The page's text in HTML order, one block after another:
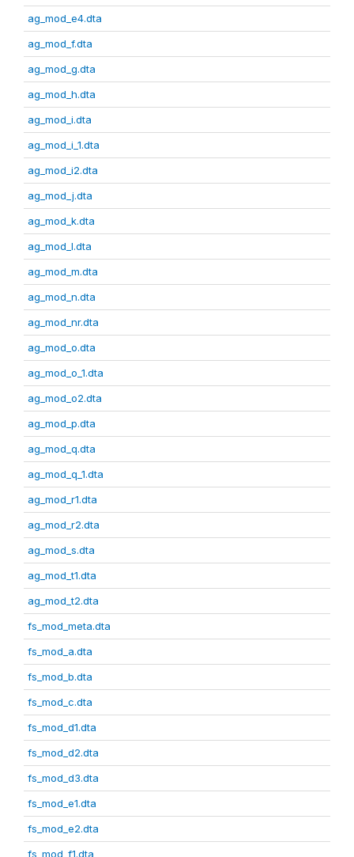
ag_mod_e4.dta
ag_mod_f.dta
ag_mod_g.dta
ag_mod_h.dta
ag_mod_i.dta
ag_mod_i_1.dta
ag_mod_i2.dta
ag_mod_j.dta
ag_mod_k.dta
ag_mod_l.dta
ag_mod_m.dta
ag_mod_n.dta
ag_mod_nr.dta
ag_mod_o.dta
ag_mod_o_1.dta
ag_mod_o2.dta
ag_mod_p.dta
ag_mod_q.dta
ag_mod_q_1.dta
ag_mod_r1.dta
ag_mod_r2.dta
ag_mod_s.dta
ag_mod_t1.dta
ag_mod_t2.dta
fs_mod_meta.dta
fs_mod_a.dta
fs_mod_b.dta
fs_mod_c.dta
fs_mod_d1.dta
fs_mod_d2.dta
fs_mod_d3.dta
fs_mod_e1.dta
fs_mod_e2.dta
fs_mod_f1.dta